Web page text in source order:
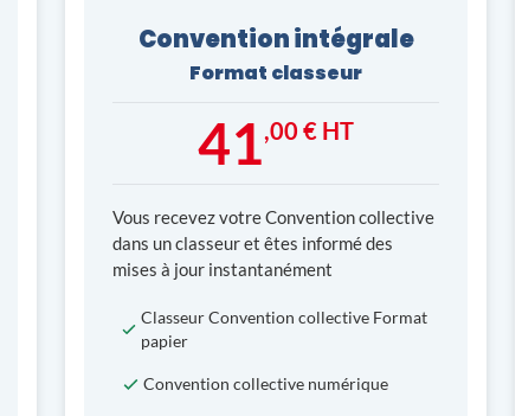
Convention intégrale
Format classeur
41,00 € HT
Vous recevez votre Convention collective
dans un classeur et êtes informé des
mises à jour instantanément
Classeur Convention collective Format
papier
Convention collective numérique